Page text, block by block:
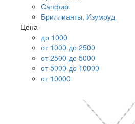
Сапфир
Бриллианты, Изумруд
Цена
до 1000
от 1000 до 2500
от 2500 до 5000
от 5000 до 10000
от 10000